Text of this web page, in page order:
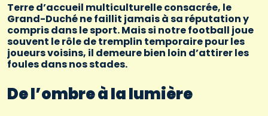
Terre d’accueil multiculturelle consacrée, le
Grand-Duché ne faillit jamais à sa réputation y
compris dans le sport. Mais si notre football joue
souvent le rôle de tremplin temporaire pour les
joueurs voisins, il demeure bien loin d’attirer les
foules dans nos stades.
De l’ombre à la lumière